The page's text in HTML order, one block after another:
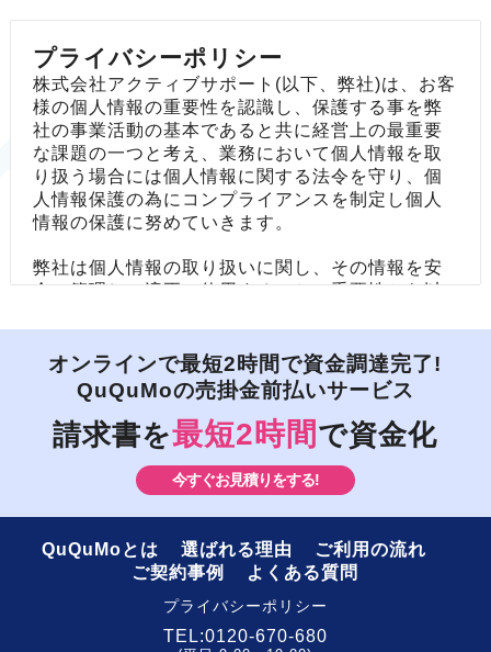
プライバシーポリシー
株式会社アクティブサポート(以下、弊社)は、お客
様の個人情報の重要性を認識し、保護する事を弊
社の事業活動の基本であると共に経営上の最重要
な課題の一つと考え、業務において個人情報を取
り扱う場合には個人情報に関する法令を守り、個
人情報保護の為にコンプライアンスを制定し個人
情報の保護に努めていきます。
弊社は個人情報の取り扱いに関し、その情報を安
全に管理し、適正に使用することの重要性から以
束します。
【基本方針】
１.関係法令の遵守
弊社は「個人情報の保護に関する法律」（平成15
年5月30日法律第57号）および、その他関係法令
２.個人情報の使用
弊社はホームページ等での公表または書面による
お知らせにより、お客様の個人情報の利用目的を
明確にし、法令に定める場合を除きその利用目的
オンラインで最短2時間で資金調達完了!
QuQuMoの売掛金前払いサービス
請求書を最短2時間 で資金化
今すぐお見積りをする!
QuQuMoとは 選ばれる理由
ご利用の流れ
ご契約事例
よくある質問
プライバシーポリシー
TEL:0120-670-680